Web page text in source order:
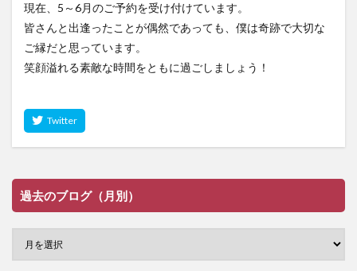
現在、5～6月のご予約を受け付けています。
皆さんと出逢ったことが偶然であっても、僕は奇跡で大切な
ご縁だと思っています。
笑顔溢れる素敵な時間をともに過ごしましょう！
過去のブログ（月別）